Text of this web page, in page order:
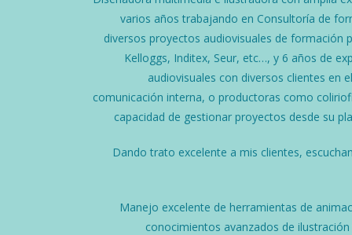
varios años trabajando en Consultoría de
diversos proyectos audiovisuales de formación
Kelloggs, Inditex, Seur, etc…, y 6 años de
audiovisuales con diversos clientes en
comunicación interna, o productoras como
capacidad de gestionar proyectos desde su
Dando trato excelente a mis clientes,
Manejo excelente de herramientas de
conocimientos avanzados de